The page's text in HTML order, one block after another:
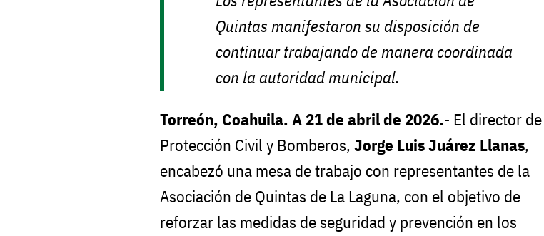
Quintas manifestaron su disposición de
continuar trabajando de manera coordinada
con la autoridad municipal.
Torreón, Coahuila. A 21 de abril de 2026.- El director de
Protección Civil y Bomberos, Jorge Luis Juárez Llanas,
encabezó una mesa de trabajo con representantes de la
Asociación de Quintas de La Laguna, con el objetivo de
reforzar las medidas de seguridad y prevención en los